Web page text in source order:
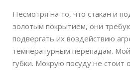
Несмотря на то, что стакан и
золотым покрытием, они
подвергать их воздействию
температурным перепадам.
губки. Мокрую посуду не стоит